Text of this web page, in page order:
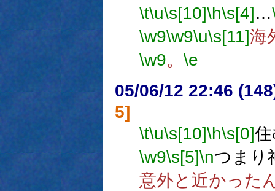
\t\u\s[10]\h\s[4]…
\w9\w9\u\s[11]海
\w9。 \e
05/06/12 22:46
5]
\t\u\s[10]\h\s[0]
\w9\s[5]\nつまり
意外と近かった